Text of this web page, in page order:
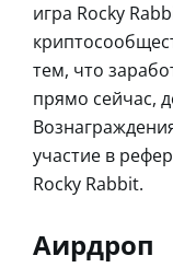
игра Rocky
тем, что
прямо сейчас,
участие в
Rocky Rabbit.
Аирдроп